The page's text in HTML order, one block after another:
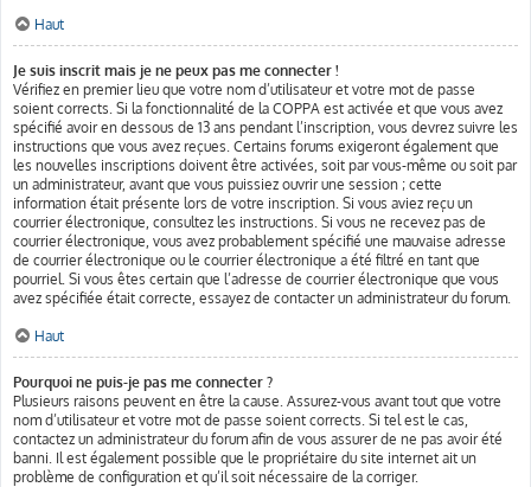
Haut
Je suis inscrit mais je ne peux pas me connecter !
Vérifiez en premier lieu que votre nom d’utilisateur et votre mot de passe
soient corrects. Si la fonctionnalité de la COPPA est activée et que vous avez
spécifié avoir en dessous de 13 ans pendant l’inscription, vous devrez suivre les
instructions que vous avez reçues. Certains forums exigeront également que
les nouvelles inscriptions doivent être activées, soit par vous-même ou soit par
un administrateur, avant que vous puissiez ouvrir une session ; cette
information était présente lors de votre inscription. Si vous aviez reçu un
courrier électronique, consultez les instructions. Si vous ne recevez pas de
courrier électronique, vous avez probablement spécifié une mauvaise adresse
de courrier électronique ou le courrier électronique a été filtré en tant que
pourriel. Si vous êtes certain que l’adresse de courrier électronique que vous
avez spécifiée était correcte, essayez de contacter un administrateur du forum.
Haut
Pourquoi ne puis-je pas me connecter ?
Plusieurs raisons peuvent en être la cause. Assurez-vous avant tout que votre
nom d’utilisateur et votre mot de passe soient corrects. Si tel est le cas,
contactez un administrateur du forum afin de vous assurer de ne pas avoir été
banni. Il est également possible que le propriétaire du site internet ait un
problème de configuration et qu’il soit nécessaire de la corriger.